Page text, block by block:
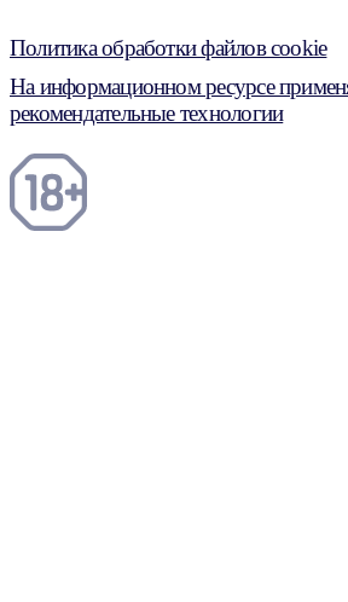
Политика обработки файлов cookie
На информационном ресурсе
рекомендательные технологии